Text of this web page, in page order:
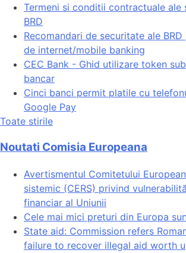
Termeni si conditii contractuale ale
BRD
Recomandari de securitate ale
de internet/mobile banking
CEC Bank - Ghid utilizare token
bancar
Cinci banci permit platile cu
Google Pay
Toate stirile
Noutati Comisia Europeana
Avertismentul Comitetului
sistemic (CERS) privind
financiar al Uniunii
Cele mai mici preturi din Europa
State aid: Commission refers
failure to recover illegal aid worth